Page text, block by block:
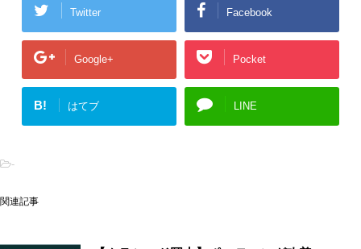
Twitter Facebook
Google+ Pocket
B! はてブ LINE
-
関連記事